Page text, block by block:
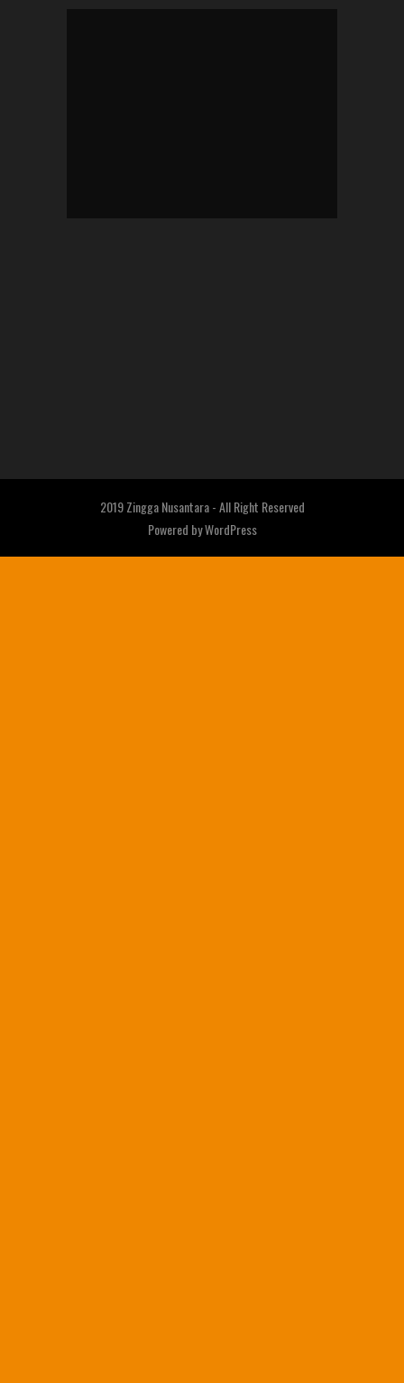
2019 Zingga Nusantara - All Right Reserved
Powered byWordPress